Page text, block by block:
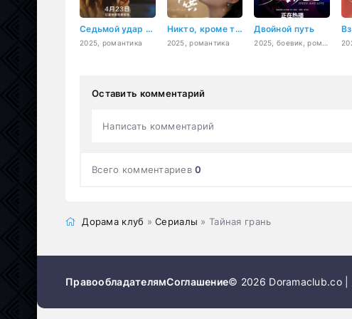
Седьмой удар сердца
2025, романтика
Никто, кроме тебя
2025, романтика
Двойной путь
Оставить комментарий
Написать комментарий
Всего комментариев0
Дорама клуб »Сериалы » Тайная грань
ПравообладателямСоглашение© 2026 Doramaclub.co |